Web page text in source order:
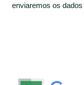
enviaremos os